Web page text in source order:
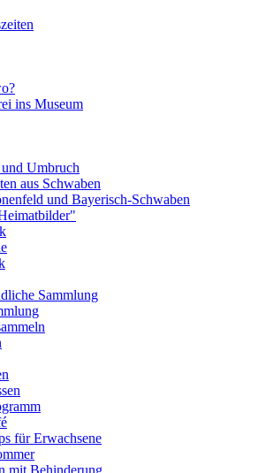
ins Museum
Umbruch
aus Schwaben
und Bayerisch-Schwaben
Sammlung
für Erwachsene
mit Behinderung